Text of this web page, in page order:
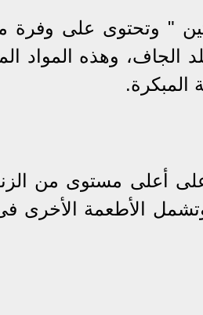
" وتحتوى على وفرة
الجاف، وهذه المواد
المبكرة.
أعلى مستوى من
الأطعمة الأخرى